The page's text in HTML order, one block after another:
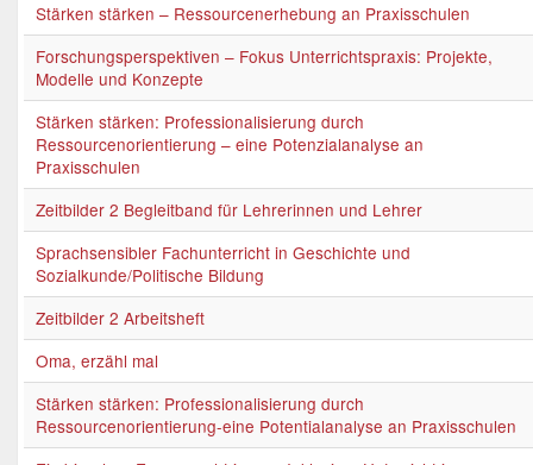
Stärken stärken – Ressourcenerhebung an Praxisschulen
Forschungsperspektiven – Fokus Unterrichtspraxis: Projekte,
Modelle und Konzepte
Stärken stärken: Professionalisierung durch
Ressourcenorientierung – eine Potenzialanalyse an
Praxisschulen
Zeitbilder 2 Begleitband für Lehrerinnen und Lehrer
Sprachsensibler Fachunterricht in Geschichte und
Sozialkunde/Politische Bildung
Zeitbilder 2 Arbeitsheft
Oma, erzähl mal
Stärken stärken: Professionalisierung durch
Ressourcenorientierung-eine Potentialanalyse an Praxisschulen